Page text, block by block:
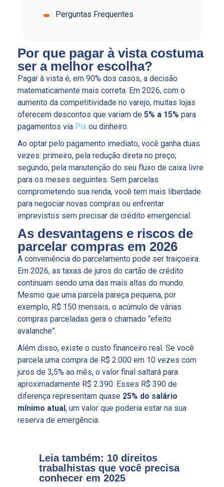
Perguntas Frequentes
Por que pagar à vista costuma
ser a melhor escolha?
Pagar à vista é, em 90% dos casos, a decisão
matematicamente mais correta. Em 2026, com o
aumento da competitividade no varejo, muitas lojas
oferecem descontos que variam de 5% a 15% para
pagamentos via Pix ou dinheiro.
Ao optar pelo pagamento imediato, você ganha duas
vezes: primeiro, pela redução direta no preço;
segundo, pela manutenção do seu fluxo de caixa livre
para os meses seguintes. Sem parcelas
comprometendo sua renda, você tem mais liberdade
para negociar novas compras ou enfrentar
imprevistos sem precisar de crédito emergencial.
As desvantagens e riscos de
parcelar compras em 2026
A conveniência do parcelamento pode ser traiçoeira.
Em 2026, as taxas de juros do cartão de crédito
continuam sendo uma das mais altas do mundo.
Mesmo que uma parcela pareça pequena, por
exemplo, R$ 150 mensais, o acúmulo de várias
compras parceladas gera o chamado “efeito
avalanche”.
Além disso, existe o custo financeiro real. Se você
parcela uma compra de R$ 2.000 em 10 vezes com
juros de 3,5% ao mês, o valor final saltará para
aproximadamente R$ 2.390. Esses R$ 390 de
diferença representam quase 25% do salário
mínimo atual , um valor que poderia estar na sua
reserva de emergência.
Leia também: 10 direitos
trabalhistas que você precisa
conhecer em 2025